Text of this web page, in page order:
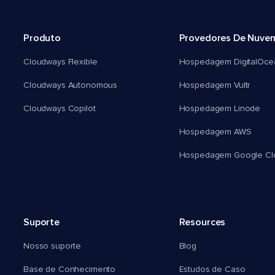
Produto
Cloudways Flexible
Cloudways Autonomous
Cloudways Copilot
Provedores De
Hospedagem
Hospedagem Vultr
Hospedagem Linode
Hospedagem AWS
Hospedagem Google
Suporte
Nosso suporte
Base de Conhecimento
Resources
Blog
Estudos de Caso